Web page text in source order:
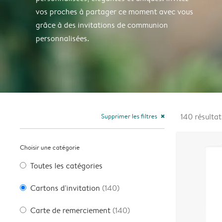
vos proches à partager ce moment avec vous
grâce à des invitations de communion
personnalisées.
Supprimer les filtres close
Choisir une catégorie
Toutes les catégories
Cartons d'invitation (140)
Carte de remerciement (140)
140